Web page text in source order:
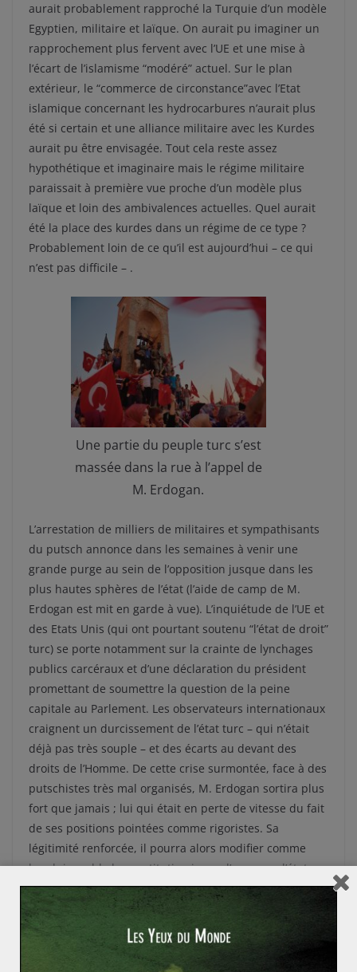
aurait probablement rapproché la Turquie d’un modèle
Egyptien, militaire et laïque. On aurait pu imaginer un
rapprochement plus fervent avec l’UE et une mise à
l’écart de l’islamisme “modéré” actuel. Sur le plan
extérieur, le “commerce de circonstance”avec l’Etat
islamique concernant les hydrocarbures n’aurait plus
été si certain et une alliance militaire avec les Kurdes
aurait pu être envisagée. Tout cela reste assez
hypothétique et imaginaire mais le régime militaire
paraissait à première vue proche d’un modèle plus
laïque et loin des ambivalences actuelles. Quel aurait
été la place des kurdes dans un régime de ce type ?
Probablement loin de ce qu’il est aujourd’hui – ce qui
n’est pas difficile – .
Une partie du peuple turc s’est
massée dans la rue à l’appel de
M. Erdogan.
L’arrestation de milliers de militaires et sympathisants
du putsch annonce dans les semaines à venir une
grande purge au sein de l’opposition jusque dans les
plus hautes sphères de l’état (l’aide de camp de M.
Erdogan est mit en garde à vue). L’inquiétude de l’UE et
des Etats Unis (qui ont pourtant soutenu “l’état de droit”
turc) se porte notamment sur la crainte de lynchages
publics carcéraux et d’une déclaration du président
promettant de soumettre la question de la peine
capitale au Parlement. Les observateurs internationaux
craignent un durcissement de l’état turc – qui n’était
déjà pas très souple – et des écarts au devant des
droits de l’Homme. De cette crise surmontée, face à des
putschistes très mal organisés, M. Erdogan sortira plus
fort que jamais ; lui qui était en perte de vitesse du fait
de ses positions pointées comme rigoristes. Sa
légitimité renforcée, il pourra alors modifier comme
bon lui semble la constitution issue d’un coup d’état en
1980, et renforcer encore plus sa mainmise sur le pays.
En plus de légitimer tout le processus d’autoritarisme
mené par Erdogan ces dernières années, ce coup d’État va
servir de prétexte au régime pour réorganiser l’armée et
lancer une purge à grande échelle dans le pays »